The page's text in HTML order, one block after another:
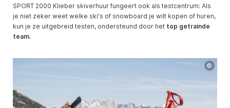
SPORT 2000 Klieber skiverhuur fungeert ook als testcentrum: Als
je niet zeker weet welke ski's of snowboard je wilt kopen of huren,
kun je ze uitgebreid testen, ondersteund door het top getrainde
team.
©